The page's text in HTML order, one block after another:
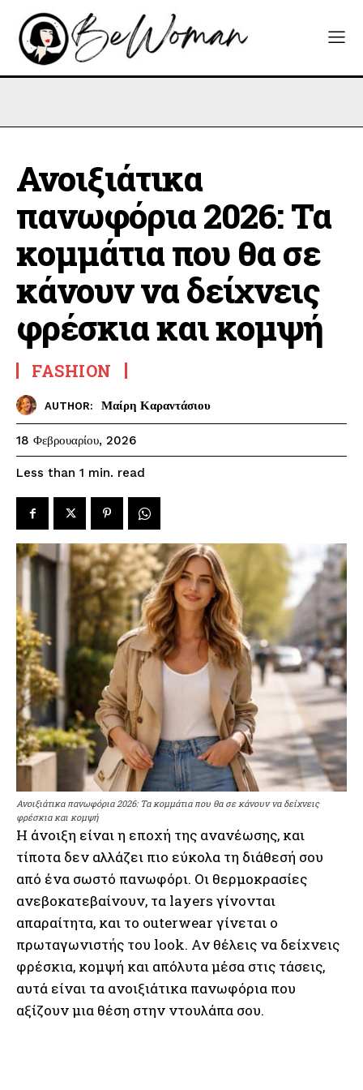
Ανοιξιάτικα
πανωφόρια 2026: Τα
κομμάτια που θα σε
κάνουν να δείχνεις
φρέσκια και κομψή
FASHION
AUTHOR: Μαίρη Καραντάσιου
18 Φεβρουαρίου, 2026
Less than 1 min. read
Ανοιξιάτικα πανωφόρια 2026: Τα κομμάτια που θα σε κάνουν να δείχνεις
φρέσκια και κομψή
Η άνοιξη είναι η εποχή της ανανέωσης, και
τίποτα δεν αλλάζει πιο εύκολα τη διάθεσή σου
από ένα σωστό πανωφόρι. Οι θερμοκρασίες
ανεβοκατεβαίνουν, τα layers γίνονται
απαραίτητα, και το outerwear γίνεται ο
πρωταγωνιστής του look. Αν θέλεις να δείχνεις
φρέσκια, κομψή και απόλυτα μέσα στις τάσεις,
αυτά είναι τα ανοιξιάτικα πανωφόρια που
αξίζουν μια θέση στην ντουλάπα σου.